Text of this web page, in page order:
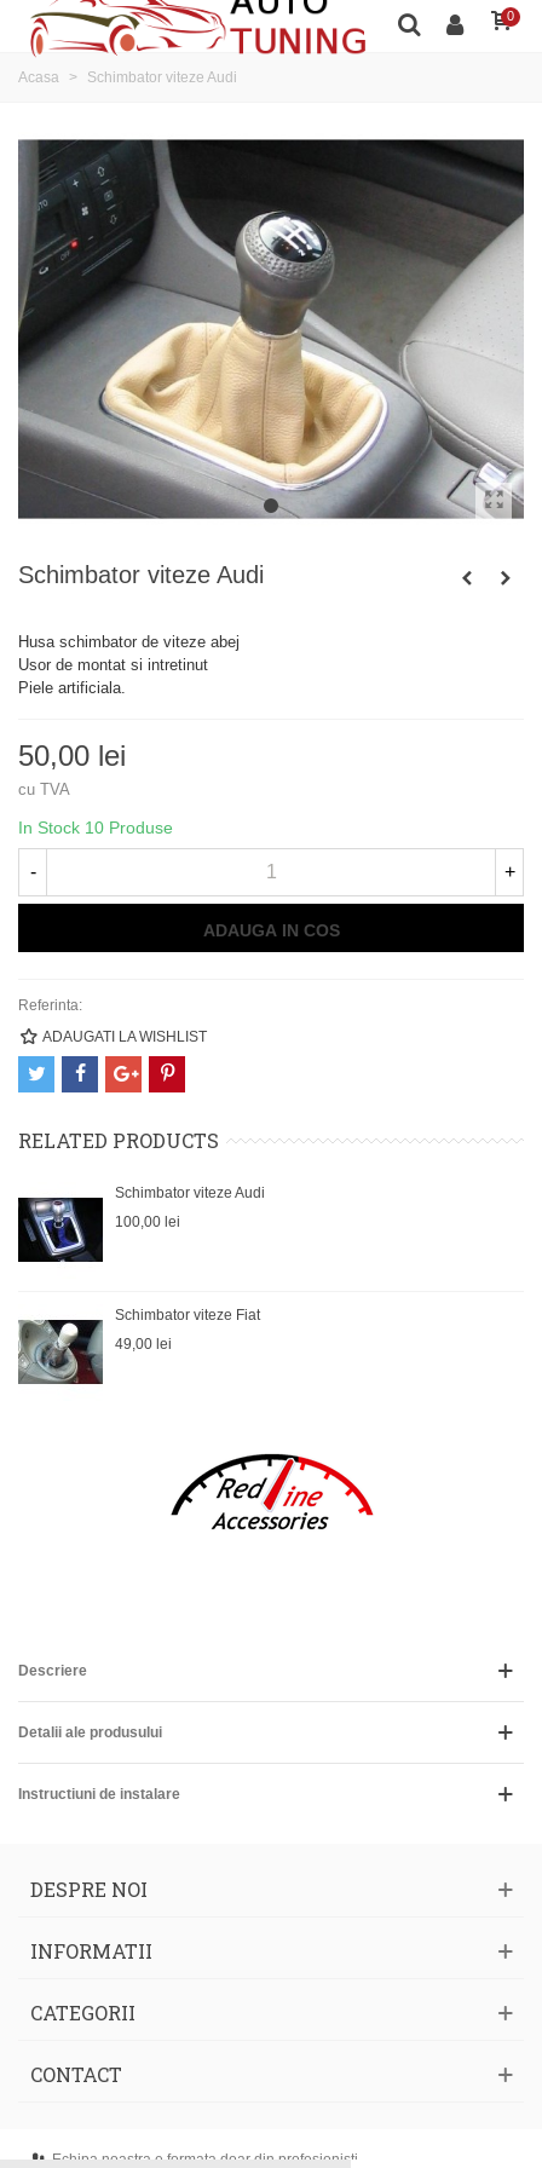
0
Acasa > Schimbator viteze Audi
Schimbator viteze Audi
Husa schimbator de viteze abej
Usor de montat si intretinut
Piele artificiala.
50,00 lei
cu TVA
In Stock 10 Produse
- +
ADAUGA IN COS
Referinta:
ADAUGATI LA WISHLIST
RELATED PRODUCTS
Schimbator viteze Audi
100,00 lei
Schimbator viteze Fiat
49,00 lei
Descriere
Detalii ale produsului
Instructiuni de instalare
DESPRE NOI
INFORMATII
CATEGORII
CONTACT
Echipa noastra e formata doar din profesionisti.